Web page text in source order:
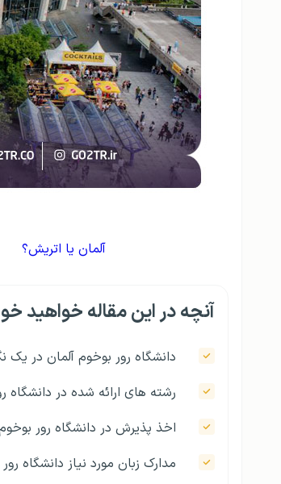
آلمان یا اتریش؟
آنچه در این مقاله خواهید
دانشگاه رور بوخوم آلمان در یک
رشته های ارائه شده در دانشگاه
اخذ پذیرش در دانشگاه رور
مدارک زبان مورد نیاز دانشگاه